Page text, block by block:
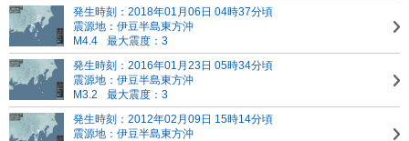
発生時刻：2018年01月06日 04時37分頃
震源地：伊豆半島東方沖
M4.4
最大震度：3
発生時刻：2016年01月23日 05時34分頃
震源地：伊豆半島東方沖
M3.2
最大震度：3
発生時刻：2012年02月09日 15時14分頃
震源地：伊豆半島東方沖